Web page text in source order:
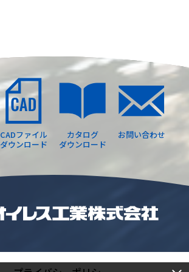
CADファイル
ダウンロード
カタログ
ダウンロード
お問い合わせ